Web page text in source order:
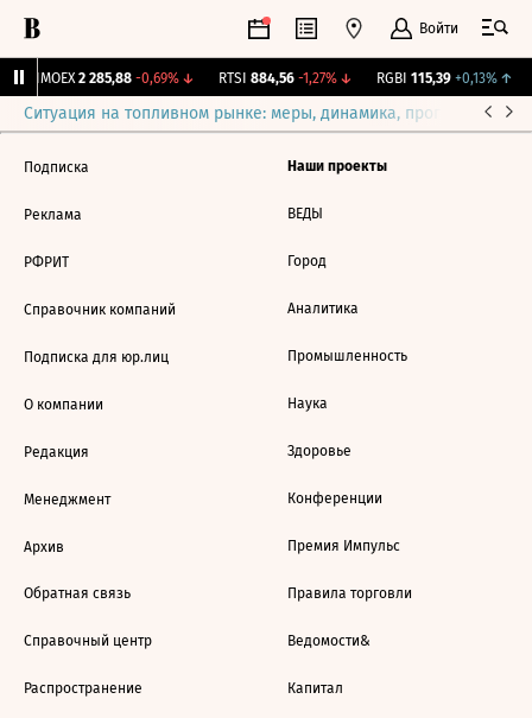
Войти
IMOEX 2 285,88 -0,69%↓ RTSI 884,56 -1,27%↓ RGBI 115,39 +0,13%↑
Ситуация на топливном рынке: меры, динамика, прогнозы
Подписка
Реклама
РФРИТ
Справочник компаний
Подписка для юр.лиц
О компании
Редакция
Менеджмент
Архив
Обратная связь
Справочный центр
Распространение
Наши проекты
ВЕДЫ
Город
Аналитика
Промышленность
Наука
Здоровье
Конференции
Премия Импульс
Правила торговли
Ведомости&
Капитал